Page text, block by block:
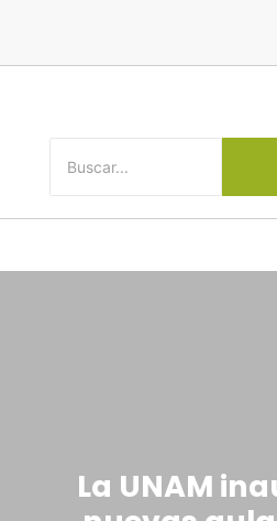
La UNAM